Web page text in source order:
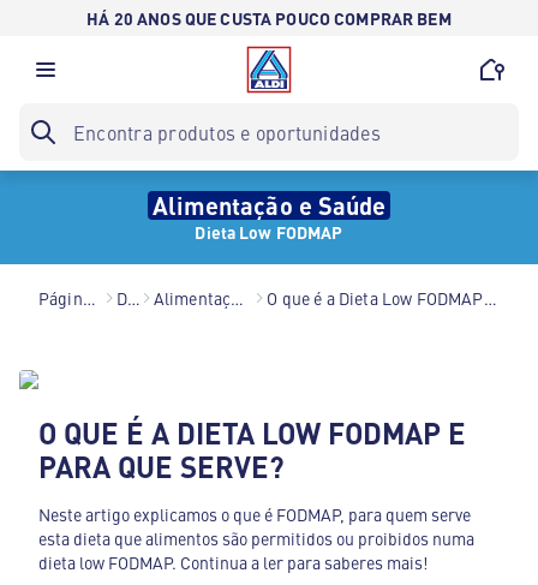
HÁ 20 ANOS QUE CUSTA POUCO COMPRAR BEM
Alimentação e Saúde
Dieta Low FODMAP
Página inicial Dicas Alimentação e Saúde O que é a Dieta Low FODMAP e para que serve?
O QUE É A DIETA LOW FODMAP E
PARA QUE SERVE?
Neste artigo explicamos o que é FODMAP, para quem serve
esta dieta que alimentos são permitidos ou proibidos numa
dieta low FODMAP. Continua a ler para saberes mais!